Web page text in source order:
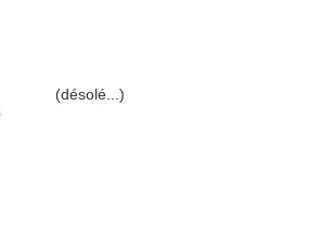
(désolé...)